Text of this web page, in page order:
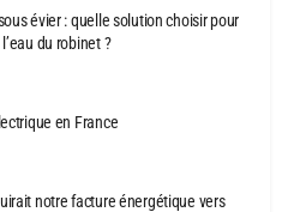
évier : quelle solution choisir pour
du robinet ?
en France
notre facture énergétique vers